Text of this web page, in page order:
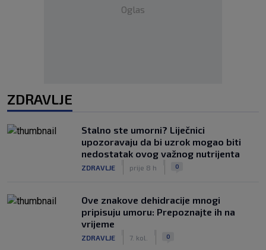
Oglas
ZDRAVLJE
Stalno ste umorni? Liječnici
upozoravaju da bi uzrok mogao biti
nedostatak ovog važnog nutrijenta
ZDRAVLJE prije 8 h 0
Ove znakove dehidracije mnogi
pripisuju umoru: Prepoznajte ih na
vrijeme
ZDRAVLJE 7. kol. 0